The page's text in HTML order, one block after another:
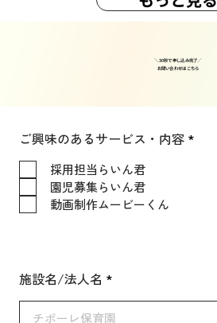
＼30秒で申し込み完了／
​お問い合わせはこちら
施設名/法人名
ご興味のあるサービス・内容 *必
採用担当らいん君
園児募集らいん君
動画制作ムービーくん